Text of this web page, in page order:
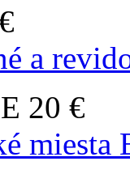
a
20 €
miesta